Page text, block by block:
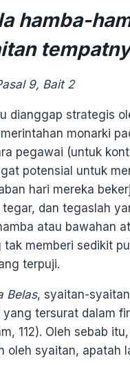
hamba-
9, Bait 2
dianggap strategis
monarki
pegawai (untuk
potensial untuk
hari mereka
dan tegaslah
atau bawahan
memberi sedikit
terpuji.
Belas, syaitan-
tersurat dalam
112). Oleh sebab
oleh syaitan, apatah